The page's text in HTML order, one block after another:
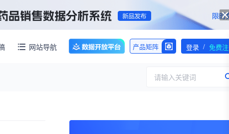
网站导航 产品矩阵 登录 / 免费
团队介绍
请输入关键词